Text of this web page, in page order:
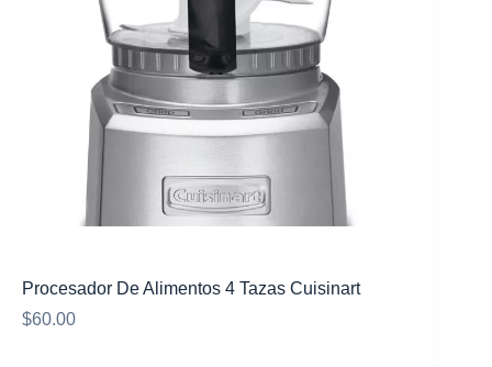
Mi cuenta
Procesador De Alimentos 4 Tazas Cuisinart
$60.00